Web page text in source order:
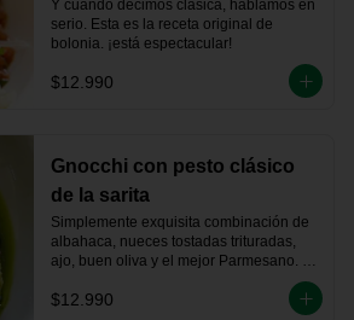
Y cuando decimos clásica, hablamos en
serio. Esta es la receta original de
bolonia. ¡está espectacular!
$12.990
Gnocchi con pesto clásico
de la sarita
Simplemente exquisita combinación de
albahaca, nueces tostadas trituradas,
ajo, buen oliva y el mejor Parmesano.
nombre... yo que tú, lo pruebo.
$12.990